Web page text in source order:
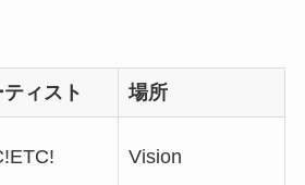
ィスト 場所
Vision